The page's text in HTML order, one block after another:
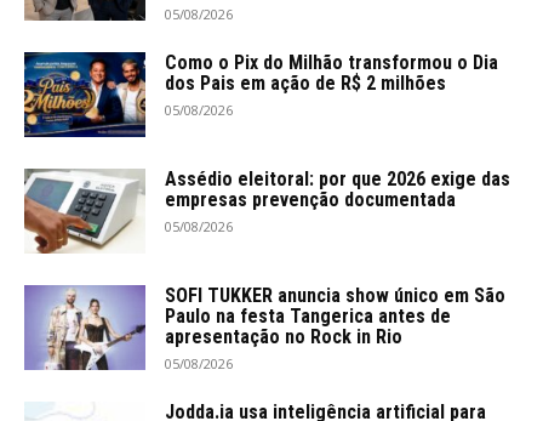
05/08/2026
Como o Pix do Milhão transformou o Dia
dos Pais em ação de R$ 2 milhões
05/08/2026
Assédio eleitoral: por que 2026 exige das
empresas prevenção documentada
05/08/2026
SOFI TUKKER anuncia show único em São
Paulo na festa Tangerica antes de
apresentação no Rock in Rio
05/08/2026
Jodda.ia usa inteligência artificial para